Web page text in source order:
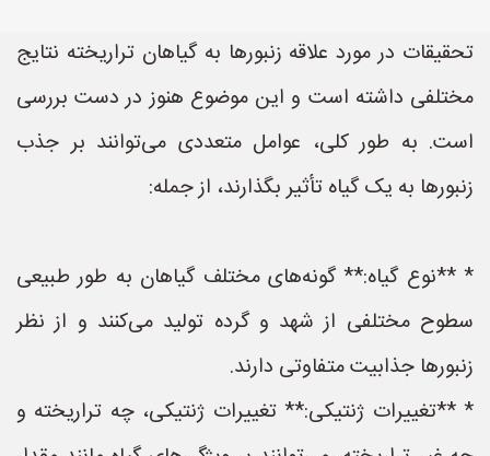
تحقیقات در مورد علاقه زنبورها به گیاهان تراریخته نتایج
مختلفی داشته است و این موضوع هنوز در دست بررسی
است. به طور کلی، عوامل متعددی می‌توانند بر جذب
زنبورها به یک گیاه تأثیر بگذارند، از جمله:
* **نوع گیاه:** گونه‌های مختلف گیاهان به طور طبیعی
سطوح مختلفی از شهد و گرده تولید می‌کنند و از نظر
زنبورها جذابیت متفاوتی دارند.
* **تغییرات ژنتیکی:** تغییرات ژنتیکی، چه تراریخته و